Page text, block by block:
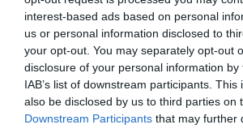
interest-based ads based on personal
us or personal information disclosed to
your opt-out. You may separately opt-out
disclosure of your personal information
IAB’s list of downstream participants.
also be disclosed by us to third parties on
Downstream Participants that may further
odstotka, so v sporočilu za
Zavarovalnici Triglav.
Skupina Triglav je v primerjavi
polletjem zabeležila za
zneskov škod, znašali so 301,1